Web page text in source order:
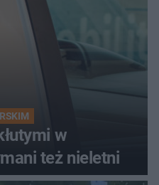
w
też nieletni